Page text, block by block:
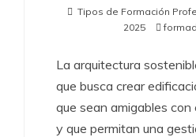
Tipos de Formación
2025
La arquitectura
que busca crear
que sean amigables
y que permitan una